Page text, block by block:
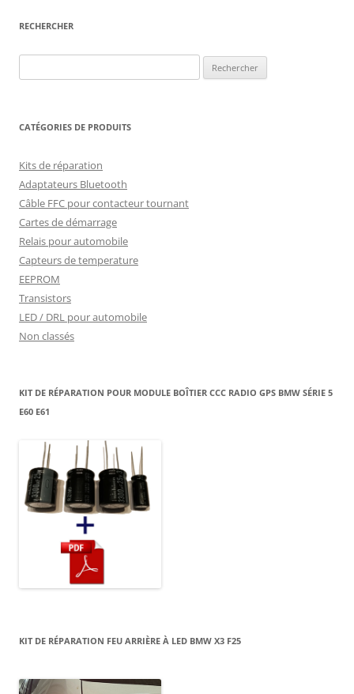
RECHERCHER
CATÉGORIES DE PRODUITS
Kits de réparation
Adaptateurs Bluetooth
Câble FFC pour contacteur tournant
Cartes de démarrage
Relais pour automobile
Capteurs de temperature
EEPROM
Transistors
LED / DRL pour automobile
Non classés
KIT DE RÉPARATION POUR MODULE BOÎTIER CCC RADIO GPS BMW SÉRIE 5
E60 E61
KIT DE RÉPARATION FEU ARRIÈRE À LED BMW X3 F25